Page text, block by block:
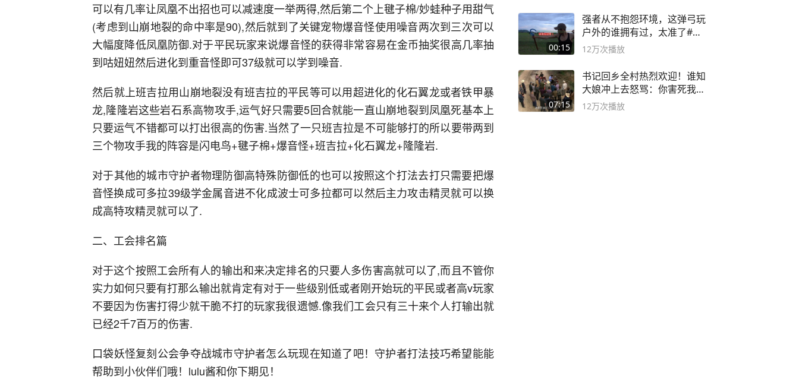
可以有几率让凤凰不出招也可以减速度一举两得,然后第二个上毽子棉/妙蛙种子用甜气
(考虑到山崩地裂的命中率是90),然后就到了关键宠物爆音怪使用噪音两次到三次可以
大幅度降低凤凰防御.对于平民玩家来说爆音怪的获得非常容易在金币抽奖很高几率抽
到咕妞妞然后进化到重音怪即可37级就可以学到噪音.
然后就上班吉拉用山崩地裂没有班吉拉的平民等可以用超进化的化石翼龙或者铁甲暴
龙,隆隆岩这些岩石系高物攻手,运气好只需要5回合就能一直山崩地裂到凤凰死基本上
只要运气不错都可以打出很高的伤害.当然了一只班吉拉是不可能够打的所以要带两到
三个物攻手我的阵容是闪电鸟+毽子棉+爆音怪+班吉拉+化石翼龙+隆隆岩.
对于其他的城市守护者物理防御高特殊防御低的也可以按照这个打法去打只需要把爆
音怪换成可多拉39级学金属音进不化成波士可多拉都可以然后主力攻击精灵就可以换
成高特攻精灵就可以了.
二、工会排名篇
对于这个按照工会所有人的输出和来决定排名的只要人多伤害高就可以了,而且不管你
实力如何只要有打那么输出就肯定有对于一些级别低或者刚开始玩的平民或者高v玩家
不要因为伤害打得少就干脆不打的玩家我很遗憾.像我们工会只有三十来个人打输出就
已经2千7百万的伤害.
口袋妖怪复刻公会争夺战城市守护者怎么玩现在知道了吧！守护者打法技巧希望能能
帮助到小伙伴们哦！lulu酱和你下期见！
00:15
强者从不抱怨环境，这弹弓玩
户外的谁拥有过，太准了#弹
弓#户外
12万次播放
07:15
书记回乡全村热烈欢迎！谁知
大娘冲上去怒骂：你害死我儿
子
12万次播放